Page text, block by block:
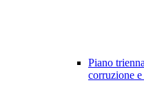
Piano
corruzione e